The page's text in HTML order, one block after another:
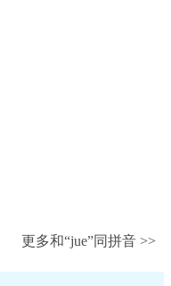
更多和“jue”同拼音 >>